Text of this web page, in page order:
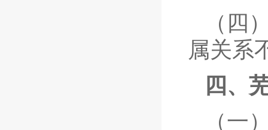
（四
属关系
四、
（一